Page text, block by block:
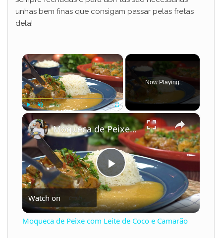
unhas bem finas que consigam passar pelas fretas
dela!
×
Fullscreen
Now Playing
×
P
l
Moqueca de Peixe com Leite de Coco e Camarão
Watch on
Moqueca de Peixe com Leite de Coco e Camarão